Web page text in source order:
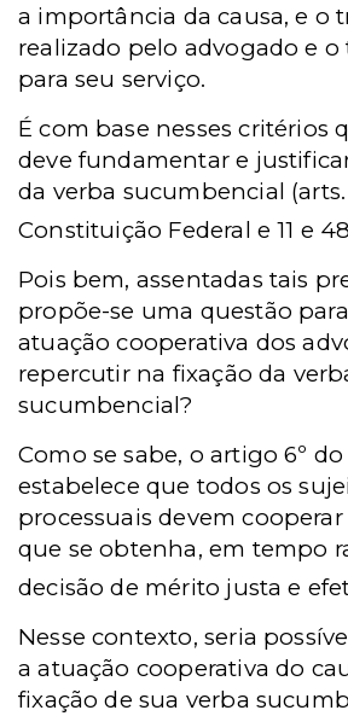
a importância da causa, e o
realizado pelo advogado e
para seu serviço.
É com base nesses critérios
deve fundamentar e
da verba sucumbencial (arts.
Constituição Federal e 11 e
Pois bem, assentadas tais
propõe-se uma questão
atuação cooperativa dos
repercutir na fixação da
sucumbencial?
Como se sabe, o artigo 6º do
estabelece que todos os
processuais devem
que se obtenha, em tempo
decisão de mérito justa e
Nesse contexto, seria
a atuação cooperativa do
fixação de sua verba